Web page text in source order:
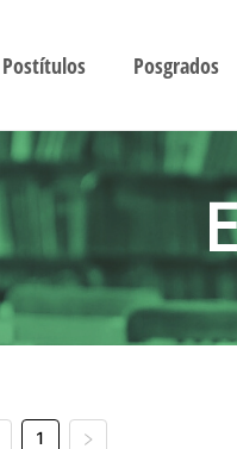
Postítulos Posgrados
1